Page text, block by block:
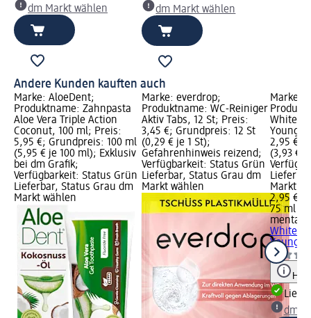
dm Markt wählen
dm Markt wählen
Andere Kunden kauften auch
Marke: AloeDent;
Produktname: Zahnpasta
Aloe Vera Triple Action
Coconut, 100 ml; Preis:
5,95 €; Grundpreis: 100 ml
(5,95 € je 100 ml); Exklusiv
bei dm Grafik;
Verfügbarkeit: Status Grün
Lieferbar, Status Grau dm
Markt wählen
Marke: everdrop;
Produktname: WC-Reiniger
Aktiv Tabs, 12 St; Preis:
3,45 €; Grundpreis: 12 St
(0,29 € je 1 St);
Gefahrenhinweis reizend;
Verfügbarkeit: Status Grün
Lieferbar, Status Grau dm
Markt wählen
Marke:
White
Young,
2,95 €;
(3,93 €
Markt
2,95 €
75 ml
White
Young,
dm